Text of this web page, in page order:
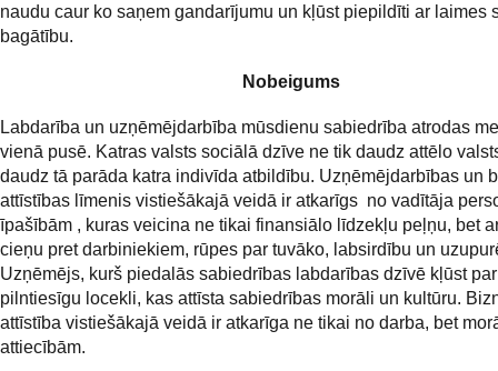
naudu caur ko saņem gandarījumu un kļūst piepildīti ar laimes
bagātību.
Nobeigums
Labdarība un uzņēmējdarbība mūsdienu sabiedrība atrodas
vienā pusē. Katras valsts sociālā dzīve ne tik daudz attēlo
daudz tā parāda katra indivīda atbildību. Uzņēmējdarbības un
attīstības līmenis vistiešākajā veidā ir atkarīgs no vadītāja
īpašībām , kuras veicina ne tikai finansiālo līdzekļu peļņu, bet
cieņu pret darbiniekiem, rūpes par tuvāko, labsirdību un
Uzņēmējs, kurš piedalās sabiedrības labdarības dzīvē kļūst
pilntiesīgu locekli, kas attīsta sabiedrības morāli un kultūru.
attīstība vistiešākajā veidā ir atkarīga ne tikai no darba, bet
attiecībām.